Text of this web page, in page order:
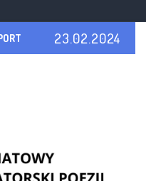
23.02.2024